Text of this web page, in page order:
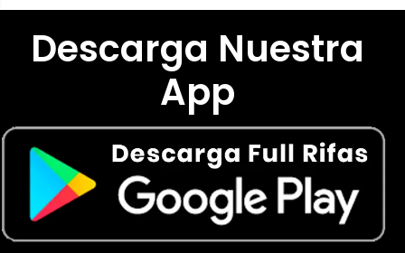
Descarga Nuestra
App